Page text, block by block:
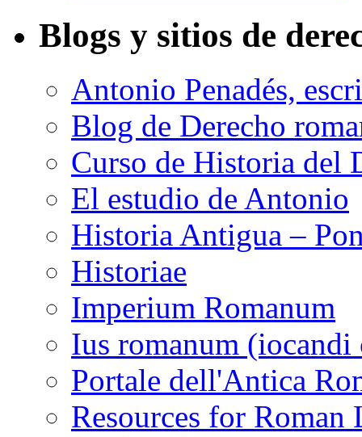
Blogs y sitios de
Antonio Penadés,
Blog de Derecho
Curso de Historia del
El estudio de Antonio
Historia Antigua –
Historiae
Imperium Romanum
Ius romanum (iocandi
Portale dell'Antica
Resources for Roman